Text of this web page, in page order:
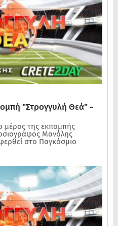
"Στρογγυλή Θεά" -
μέρος της εκπομπής
Μανόλης
στο Παγκόσμιο